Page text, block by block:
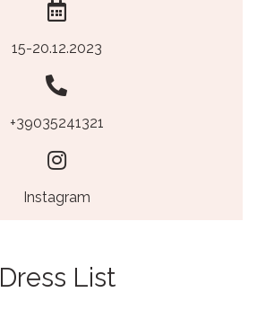
15-20.12.2023
+39035241321
Instagram
Dress List